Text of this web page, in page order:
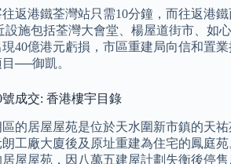
返港鐵荃灣站只需10分鐘，而往返港
設施包括荃灣大會堂、楊屋道街市、如
40億港元虧損，市區重建局向信和置
──御凱。
成交: 香港樓宇目錄
的居屋屋苑是位於天水圍新市鎮的天
工廠大廈後及原址重建為住宅的鳳庭
屋屋苑，因八萬五建屋計劃失衡後停